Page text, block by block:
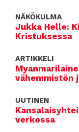
NÄKÖKULMA
Jukka Helle:
Kristuksessa
ARTIKKELI
vähemmistön
UUTINEN
verkossa